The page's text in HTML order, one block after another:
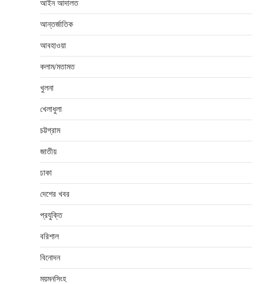
আইন আদালত
আন্তর্জাতিক
আবহাওয়া
কলাম/মতামত
খুলনা
খেলাধুলা
চট্টগ্রাম
জাতীয়
ঢাকা
দেশের খবর
প্রযুক্তি
বরিশাল
বিনোদন
ময়মনসিংহ